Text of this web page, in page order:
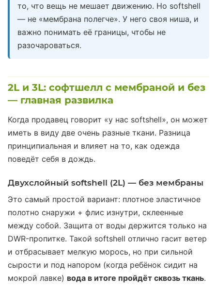
то, что вещь не мешает движению. Но softshell
— не «мембрана полегче». У него своя ниша, и
важно понимать её границы, чтобы не
разочароваться.
2L и 3L: софтшелл с мембраной и без
— главная развилка
Когда продавец говорит «у нас softshell», он может
иметь в виду две очень разные ткани. Разница
принципиальная и влияет на то, как одежда
поведёт себя в дождь.
Двухслойный softshell (2L) — без мембраны
Это самый простой вариант: плотное эластичное
полотно снаружи + флис изнутри, склеенные
между собой. Защита от воды держится только на
DWR-пропитке. Такой softshell отлично гасит ветер
и отбрасывает мелкую морось, но при сильной
сырости и под напором (когда ребёнок сидит на
мокрой лавке) вода в итоге пройдёт сквозь ткань.